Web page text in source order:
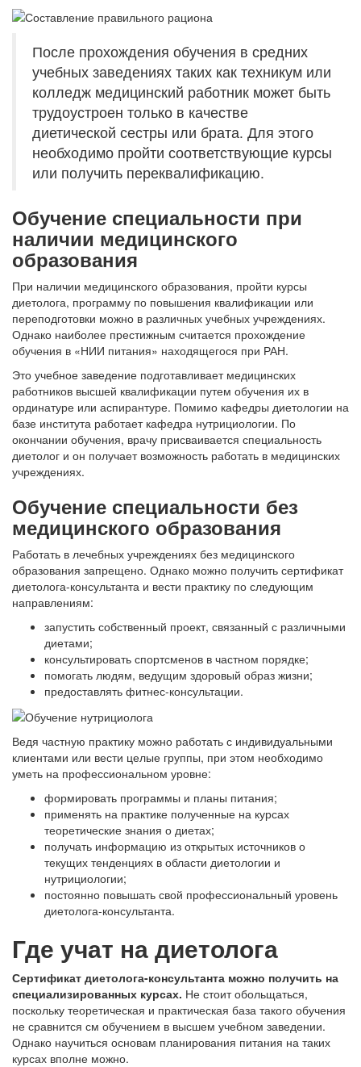
После прохождения обучения в средних
учебных заведениях таких как техникум или
колледж медицинский работник может быть
трудоустроен только в качестве
диетической сестры или брата. Для этого
необходимо пройти соответствующие курсы
или получить переквалификацию.
Обучение специальности при
наличии медицинского
образования
При наличии медицинского образования, пройти курсы
диетолога, программу по повышения квалификации или
переподготовки можно в различных учебных учреждениях.
Однако наиболее престижным считается прохождение
обучения в «НИИ питания» находящегося при РАН.
Это учебное заведение подготавливает медицинских
работников высшей квалификации путем обучения их в
ординатуре или аспирантуре. Помимо кафедры диетологии на
базе института работает кафедра нутрициологии. По
окончании обучения, врачу присваивается специальность
диетолог и он получает возможность работать в медицинских
учреждениях.
Обучение специальности без
медицинского образования
Работать в лечебных учреждениях без медицинского
образования запрещено. Однако можно получить сертификат
диетолога-консультанта и вести практику по следующим
направлениям:
запустить собственный проект, связанный с различными
диетами;
консультировать спортсменов в частном порядке;
помогать людям, ведущим здоровый образ жизни;
предоставлять фитнес-консультации.
Ведя частную практику можно работать с индивидуальными
клиентами или вести целые группы, при этом необходимо
уметь на профессиональном уровне:
формировать программы и планы питания;
применять на практике полученные на курсах
теоретические знания о диетах;
получать информацию из открытых источников о
текущих тенденциях в области диетологии и
нутрициологии;
постоянно повышать свой профессиональный уровень
диетолога-консультанта.
Где учат на диетолога
Сертификат диетолога-консультанта можно получить на
специализированных курсах. Не стоит обольщаться,
поскольку теоретическая и практическая база такого обучения
не сравнится см обучением в высшем учебном заведении.
Однако научиться основам планирования питания на таких
курсах вполне можно.